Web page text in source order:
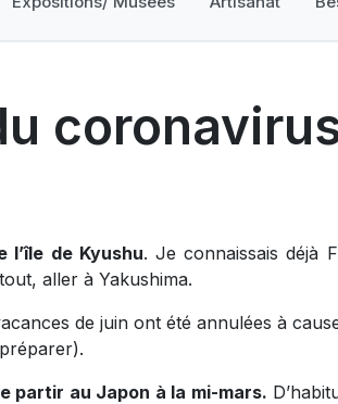
l’île de Kyushu. Je connaissais déjà
aller à Yakushima.
de juin ont été annulées à
partir au Japon à la mi-mars.